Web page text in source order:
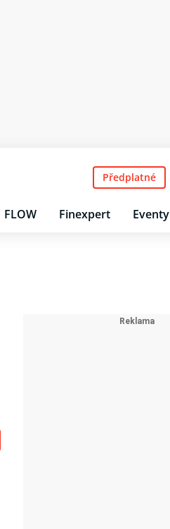
FLOW Finexpert Eventy
Předplatné